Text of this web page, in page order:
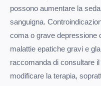
possono aumentare la
sanguigna.
coma o grave depressione
malattie epatiche gravi e
raccomanda di consultare
modificare la terapia,